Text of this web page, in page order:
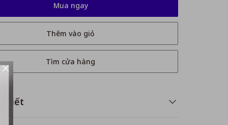
tiết
Mua ngay
Thêm vào giỏ
Tìm cửa hàng